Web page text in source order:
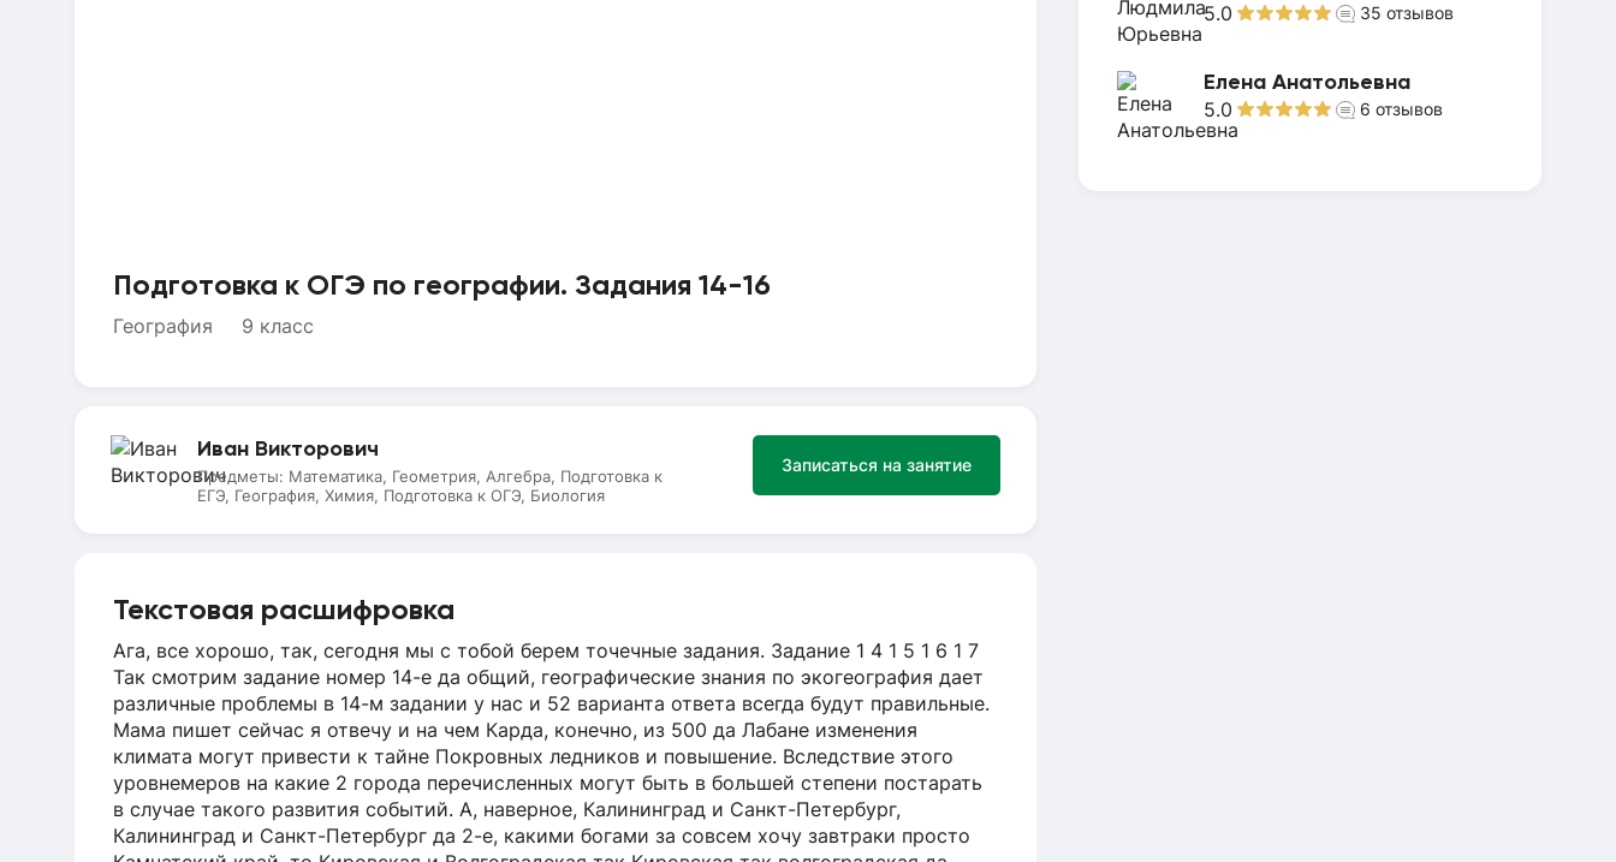
5.0 35 отзывов
Елена Анатольевна
5.0 6 отзывов
Подготовка к ОГЭ по географии. Задания 14-16
География 9 класс
Иван Викторович
Предметы: Математика, Геометрия, Алгебра, Подготовка к
ЕГЭ, География, Химия, Подготовка к ОГЭ, Биология
Записаться на занятие
Текстовая расшифровка
Ага, все хорошо, так, сегодня мы с тобой берем точечные задания. Задание 1 4 1 5 1 6 1 7
Так смотрим задание номер 14-е да общий, географические знания по экогеография дает
различные проблемы в 14-м задании у нас и 52 варианта ответа всегда будут правильные.
Мама пишет сейчас я отвечу и на чем Карда, конечно, из 500 да Лабане изменения
климата могут привести к тайне Покровных ледников и повышение. Вследствие этого
уровнемеров на какие 2 города перечисленных могут быть в большей степени постарать
в случае такого развития событий. А, наверное, Калининград и Санкт-Петербург,
Калининград и Санкт-Петербург да 2-е, какими богами за совсем хочу завтраки просто